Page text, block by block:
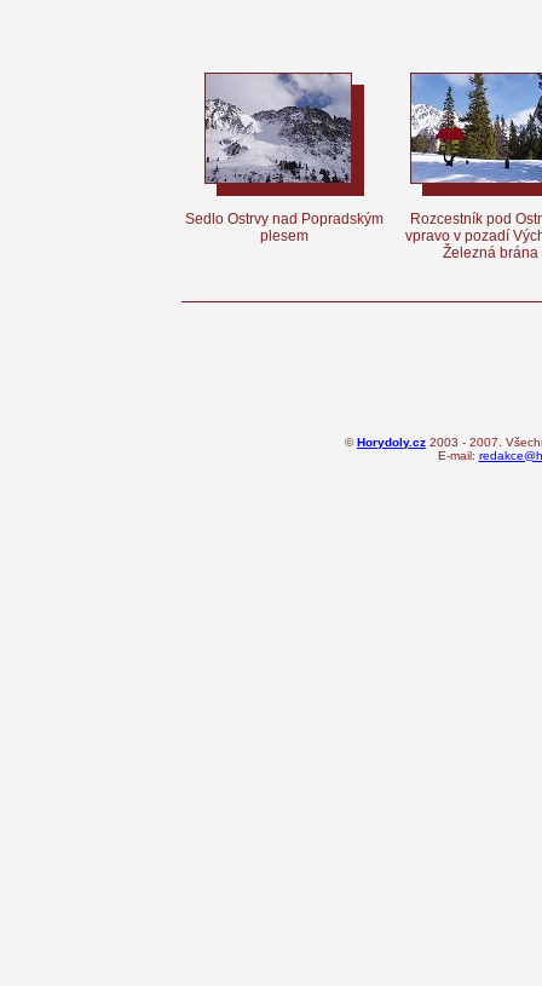
Sedlo Ostrvy nad Popradským
plesem
Rozcestník pod
vpravo v pozadí
Železná brána
©Horydoly.cz 2003 - 2007.
E-mail: